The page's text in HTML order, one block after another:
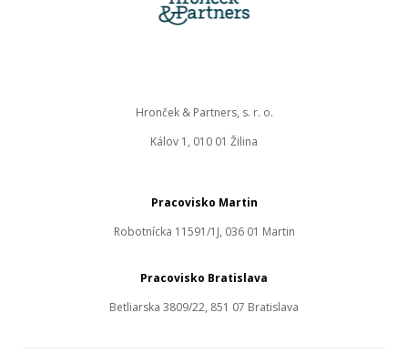
Pracovisko Martin
Robotnícka 11591/1J, 036 01 Martin
Hronček & Partners, s. r. o.
Kálov 1, 010 01 Žilina
Pracovisko Bratislava
Betliarska 3809/22, 851 07 Bratislava